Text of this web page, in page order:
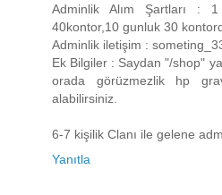
Adminlik Alım Şartları :
40kontor,10 gunluk 30
Adminlik iletişim :
Ek Bilgiler : Saydan "/shop"
orada görüzmezlik hp
alabilirsiniz.
6-7 kişilik Clanı ile gelene
Yanıtla